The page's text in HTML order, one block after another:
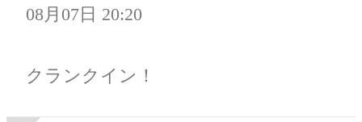
08月07日 20:20
クランクイン！